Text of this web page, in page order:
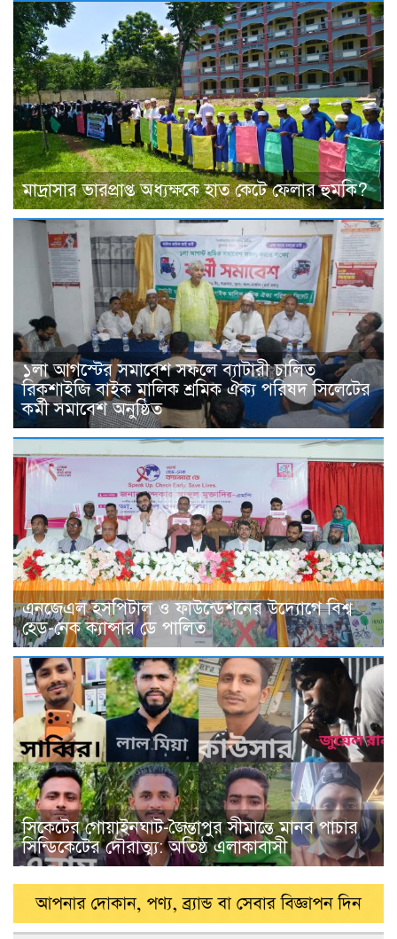
মাদ্রাসার ভারপ্রাপ্ত অধ্যক্ষকে হাত কেটে ফেলার হুমকি?
১লা আগস্টের সমাবেশ সফলে ব্যাটারী চালিত
রিকশাইজি বাইক মালিক শ্রমিক ঐক্য পরিষদ সিলেটের
কর্মী সমাবেশ অনুষ্ঠিত
এনজেএল হসপিটাল ও ফাউন্ডেশনের উদ্যোগে বিশ্ব
হেড-নেক ক্যান্সার ডে পালিত
সিকেটের গোয়াইনঘাট-জৈন্তাপুর সীমান্তে মানব পাচার
সিন্ডিকেটের দৌরাত্ম্য: অতিষ্ঠ এলাকাবাসী